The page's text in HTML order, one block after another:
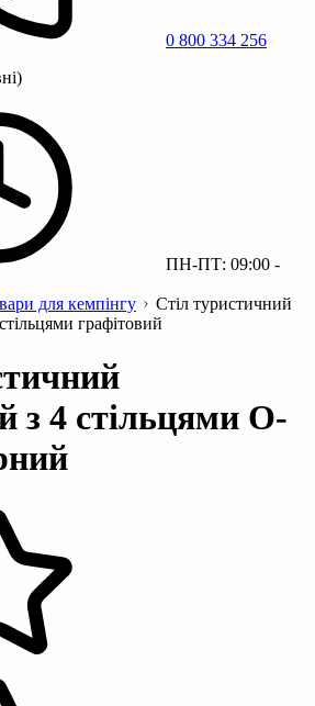
0 800 334 256
ПН-ПТ: 09:00 -
для кемпінгу
Стіл туристичний
графітовий
з 4 стільцями O-